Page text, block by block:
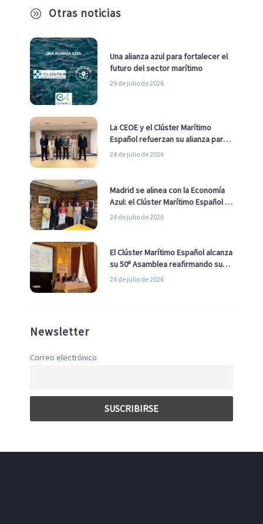
A Otras noticias
Una alianza azul para fortalecer el
futuro del sector marítimo
29 de julio de 2026
La CEOE y el Clúster Marítimo
Español refuerzan su alianza para
impulsar una estrategia Nacional
24 de julio de 2026
Madrid se alinea con la Economía
Azul: el Clúster Marítimo Español y
la Real Liga Naval avanzan alianzas
24 de julio de 2026
El Clúster Marítimo Español alcanza
su 50ª Asamblea reafirmando su
liderazgo en la Economía Azul
24 de julio de 2026
Newsletter
Correo electrónico